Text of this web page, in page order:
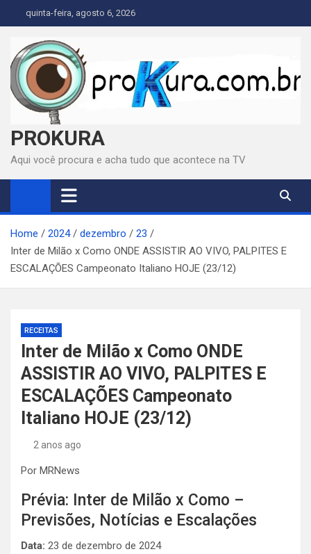
to
content
quinta-feira, agosto 6, 2026
PROKURA
Aqui você procura e acha tudo que acontece na TV
Home 2024 dezembro
23
Inter de Milão x Como ONDE ASSISTIR AO VIVO, PALPITES E
ESCALAÇÕES Campeonato Italiano HOJE (23/12)
RECEITAS
Inter de Milão x Como ONDE
ASSISTIR AO VIVO, PALPITES E
ESCALAÇÕES Campeonato
Italiano HOJE (23/12)
2 anos ago
Por MRNews
Prévia: Inter de Milão x Como –
Previsões, Notícias e Escalações
Data: 23 de dezembro de 2024